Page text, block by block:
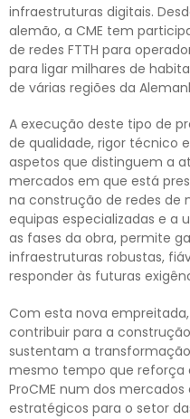
infraestruturas digitais.
alemão, a CME tem
de redes FTTH para
para ligar milhares de
de várias regiões da
A execução deste tipo de
de qualidade, rigor técnico
aspetos que distinguem a
mercados em que está
na construção de redes de
equipas especializadas e a
as fases da obra, permite
infraestruturas robustas,
responder às futuras
Com esta nova
contribuir para a
sustentam a
mesmo tempo que reforça
ProCME num dos
estratégicos para o setor